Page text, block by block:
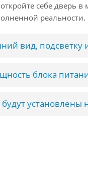
себе дверь
реальности.
вид, подсветку
блока
установлены